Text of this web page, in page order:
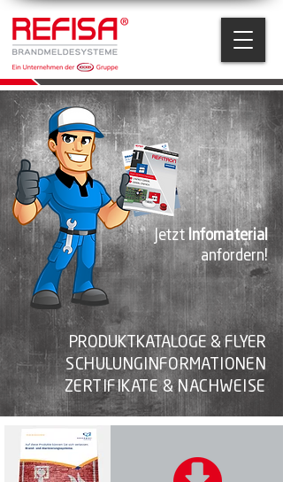
Jetzt Infomaterial
anfordern!
PRODUKTKATALOGE & FLYER
SCHULUNGINFORMATIONEN
ZERTIFIKATE & NACHWEISE